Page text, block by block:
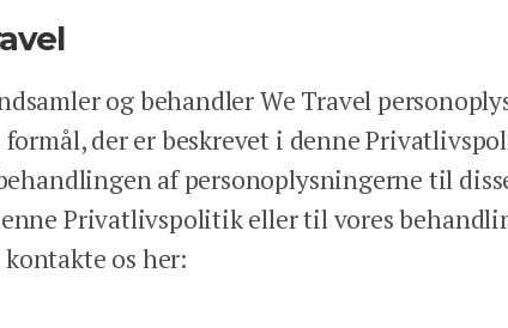
og behandler We Travel
der er beskrevet i denne
af personoplysningerne til
Privatlivspolitik eller til vores
os her: